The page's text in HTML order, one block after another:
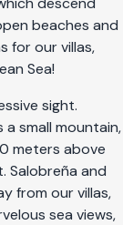
beaches and
for our villas,
Sea!
sight.
small mountain,
meters above
Salobreña and
from our villas,
sea views,